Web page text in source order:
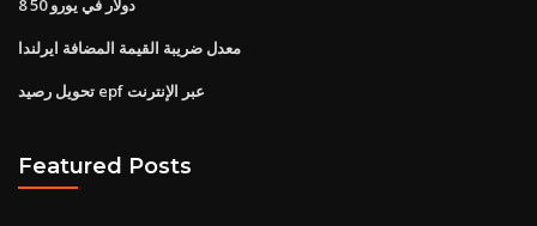
8 50 دولار في يورو
معدل ضريبة القيمة المضافة ايرلندا
تحويل رصيد epf عبر الإنترنت
Featured Posts